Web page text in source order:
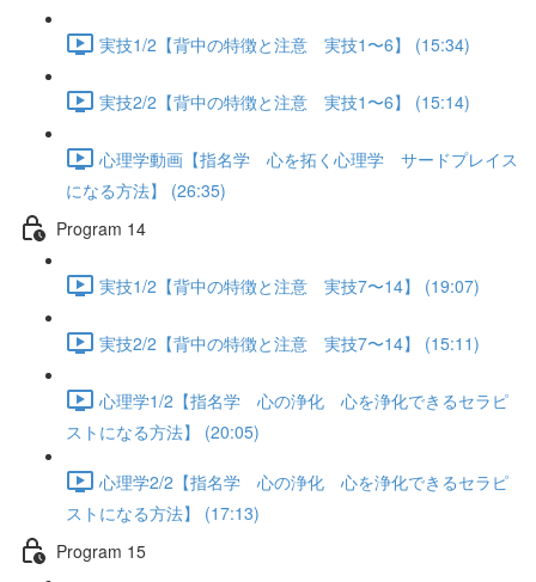
実技1/2【背中の特徴と注意 実技1〜6】 (15:34)
実技2/2【背中の特徴と注意 実技1〜6】 (15:14)
心理学動画【指名学 心を拓く心理学 サードプレイス
になる方法】 (26:35)
Program 14
実技1/2【背中の特徴と注意 実技7〜14】 (19:07)
実技2/2【背中の特徴と注意 実技7〜14】 (15:11)
心理学1/2【指名学 心の浄化 心を浄化できるセラピ
ストになる方法】 (20:05)
心理学2/2【指名学 心の浄化 心を浄化できるセラピ
ストになる方法】 (17:13)
Program 15